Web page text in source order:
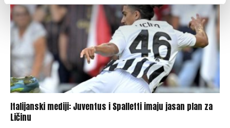
Italijanski mediji: Juventus i Spalletti imaju jasan plan za
Ličinu